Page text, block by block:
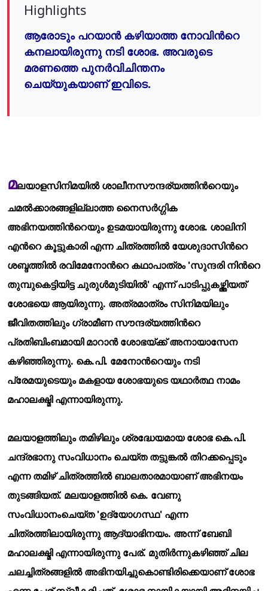
Highlights
ആരോടും പറയാന്‍കഴിയാത്ത നോവിന്റെ
കനലായിരുന്നു നടി ശോഭ. അവരുടെ
മരണത്തെ പുനര്‍വിചിന്തനം
ചെയ്യുകയാണ് ഇവിടെ.
മലയാളസിനിമയില്ശാലീനസൗന്ദര്യത്തിന്റെയും
ചമല്ക്കാരങ്ങളില്ലാത്ത നൈസര്ഗ്ഗിക
അഭിനയത്തിന്റെയും ഉടമയായിരുന്നു ശോഭ. ശാലിനി
എന്റെ കൂട്ടുകാരി എന്ന ചിത്രത്തില്യേശുദാസിന്റെ
ശബ്ദത്തില്രവിമേനോന്റെ കഥാപാത്രം 'സുന്ദരി നിന്റെ
തുമ്പുകെട്ടിയിട്ട ചുരുള്മുടിയില്' എന്ന് പാടിപ്പുകഴ്ത്തിയത്
ശോഭയെ ആയിരുന്നു. അത്രമാത്രം സിനിമയിലും
ജീവിതത്തിലും ഗ്രാമീണ സൗന്ദര്യത്തിന്റെ
പ്രതിബിംബമായി മാറാന്ശോഭയ്ക്ക് അനായാസേന
കഴിഞ്ഞിരുന്നു. കെ.പി. മേനോന്റെയും നടി
പ്രേമയുടെയും മകളായ ശോഭയുടെ യഥാര്ത്ഥ നാമം
മഹാലക്ഷ്മി എന്നായിരുന്നു.
മലയാളത്തിലും തമിഴിലും ശ്രദ്ധേയമായ ശോഭ കെ.പി.
ചന്ദ്രഭാനു സംവിധാനം ചെയ്ത തട്ടുങ്കല്തിറക്കപ്പെടും
എന്ന തമിഴ് ചിത്രത്തില്ബാലതാരമായാണ് അഭിനയം
തുടങ്ങിയത്. മലയാളത്തില്കെ. വേണു
സംവിധാനംചെയ്ത 'ഉദ്യോഗസ്ഥ' എന്ന
ചിത്രത്തിലായിരുന്നു ആദ്യാഭിനയം. അന്ന് ബേബി
മഹാലക്ഷ്മി എന്നായിരുന്നു പേര്. മുതിര്ന്നുകഴിഞ്ഞ് ചില
ചലച്ചിത്രങ്ങളില്അഭിനയിച്ചുകൊണ്ടിരിക്കെയാണ് ശോഭ